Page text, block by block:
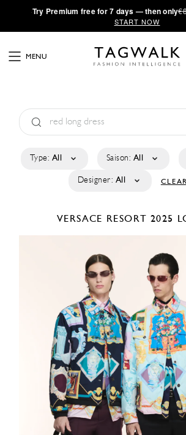
·Try Premium free for 7 days — then only
START NOW
MENU
Type: All Saison: All
Designer: All
VERSACE RESORT 2025